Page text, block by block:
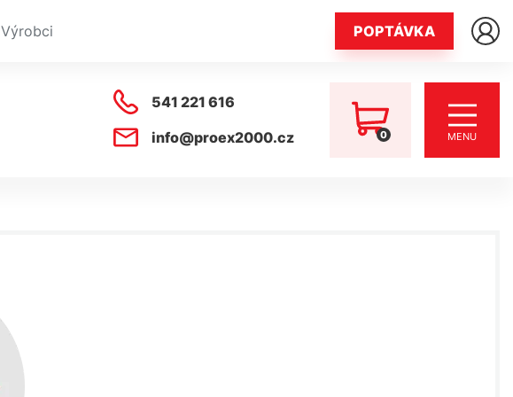
Výrobci POPTÁVKA
541 221 616
info@proex2000.cz
0 MENU